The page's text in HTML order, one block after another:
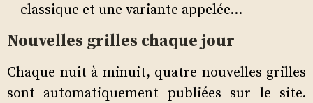
classique et une variante appelée...
Nouvelles grilles chaque jour
Chaque nuit à minuit, quatre nouvelles grilles
sont automatiquement publiées sur le site.